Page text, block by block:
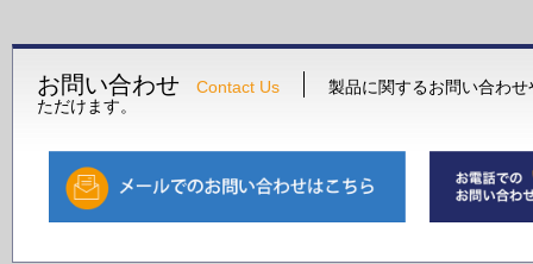
お問い合わせ Contact Us
製品に関するお問い合わ
ただけます。